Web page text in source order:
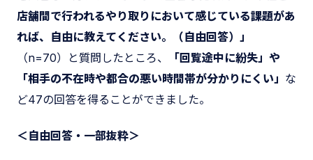
店舗間で行われるやり取りにおいて感じている課題があ
れば、自由に教えてください。（自由回答）」
（n=70）と質問したところ、
「回覧途中に紛失」や
「相手の不在時や都合の悪い時間帯が分かりにくい」 な
ど47の回答を得ることができました。
＜自由回答・一部抜粋＞